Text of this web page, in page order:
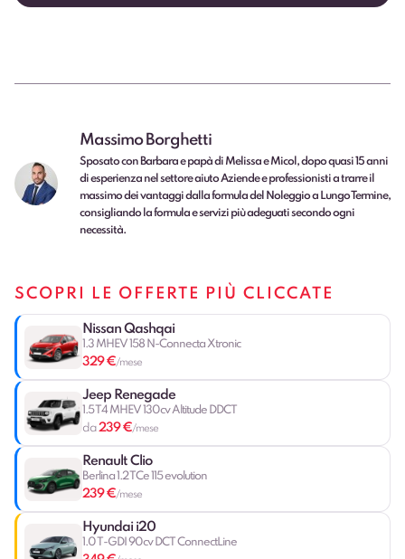
Massimo Borghetti
Sposato con Barbara e papà di Melissa e Micol, dopo quasi 15 anni
di esperienza nel settore aiuto Aziende e professionisti a trarre il
massimo dei vantaggi dalla formula del Noleggio a Lungo Termine,
consigliando la formula e servizi più adeguati secondo ogni
necessità.
SCOPRI LE OFFERTE PIÙ CLICCATE
Nissan Qashqai
1.3 MHEV 158 N-Connecta Xtronic
329 €/mese
Jeep Renegade
1.5 T4 MHEV 130cv Altitude DDCT
da239 €/mese
Renault Clio
Berlina 1.2 TCe 115 evolution
239 €/mese
Hyundai i20
1.0 T-GDI 90cv DCT ConnectLine